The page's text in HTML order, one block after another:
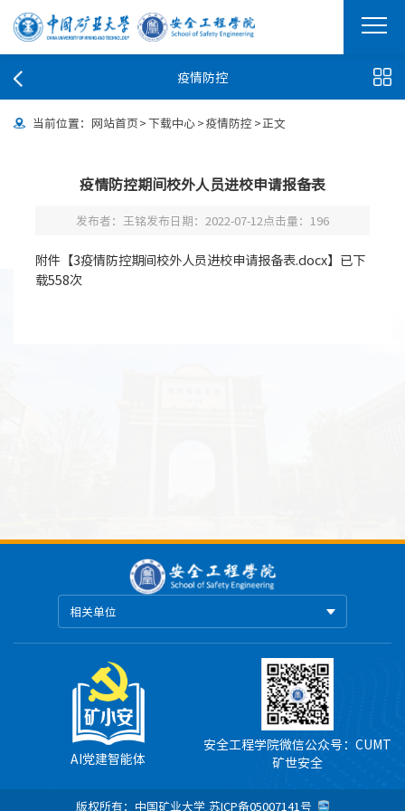
疫情防控
当前位置： 网站首页>下载中心>疫情防控 >正文
疫情防控期间校外人员进校申请报备表
发布者：王铭发布日期：2022-07-12点击量： 196
附件【3疫情防控期间校外人员进校申请报备表.docx】已下
载558次
相关单位
AI党建智能体
安全工程学院微信公众号：CUMT
矿世安全
版权所有：中国矿业大学 苏ICP备05007141号